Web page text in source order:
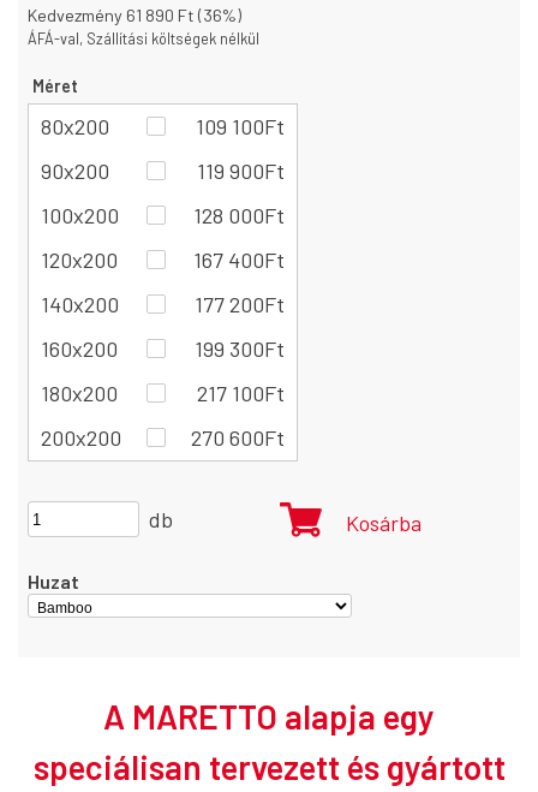
Kedvezmény 61 890 Ft (36%)
ÁFÁ-val, Szállítási költségek nélkül
Méret
80x200 109 100Ft
90x200
119 900Ft
100x200
128 000Ft
120x200
167 400Ft
140x200
177 200Ft
160x200
199 300Ft
180x200
217 100Ft
200x200
270 600Ft
db Kosárba
Huzat
A MARETTO alapja egy
speciálisan tervezett és gyártott